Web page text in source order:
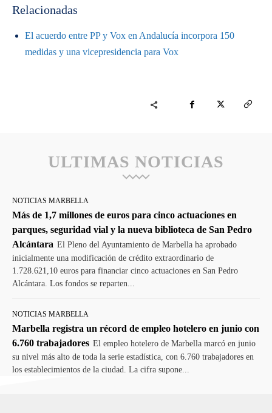
Relacionadas
El acuerdo entre PP y Vox en Andalucía incorpora 150
medidas y una vicepresidencia para Vox
ULTIMAS NOTICIAS
NOTICIAS MARBELLA
Más de 1,7 millones de euros para cinco actuaciones en
parques, seguridad vial y la nueva biblioteca de San Pedro
Alcántara El Pleno del Ayuntamiento de Marbella ha aprobado
inicialmente una modificación de crédito extraordinario de
1.728.621,10 euros para financiar cinco actuaciones en San Pedro
Alcántara. Los fondos se reparten...
NOTICIAS MARBELLA
Marbella registra un récord de empleo hotelero en junio con
6.760 trabajadores El empleo hotelero de Marbella marcó en junio
su nivel más alto de toda la serie estadística, con 6.760 trabajadores en
los establecimientos de la ciudad. La cifra supone...